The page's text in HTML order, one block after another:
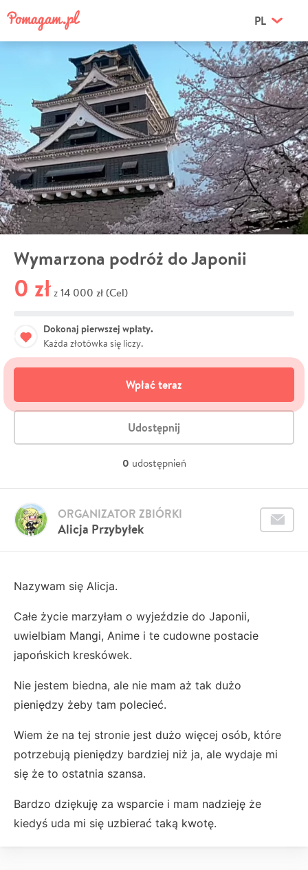
PL
Wymarzona podróż do Japonii
0 zł z 14 000 zł (Cel)
Dokonaj pierwszej wpłaty.
Każda złotówka się liczy.
Wpłać teraz
Udostępnij
0 udostępnień
Alicja Przybyłek
ORGANIZATOR ZBIÓRKI
Nazywam się Alicja.
Całe życie marzyłam o wyjeździe do Japonii,
uwielbiam Mangi, Anime i te cudowne postacie
japońskich kreskówek.
Nie jestem biedna, ale nie mam aż tak dużo
pieniędzy żeby tam polecieć.
Wiem że na tej stronie jest dużo więcej osób, które
potrzebują pieniędzy bardziej niż ja, ale wydaje mi
się że to ostatnia szansa.
Bardzo dziękuję za wsparcie i mam nadzieję że
kiedyś uda mi się uzbierać taką kwotę.